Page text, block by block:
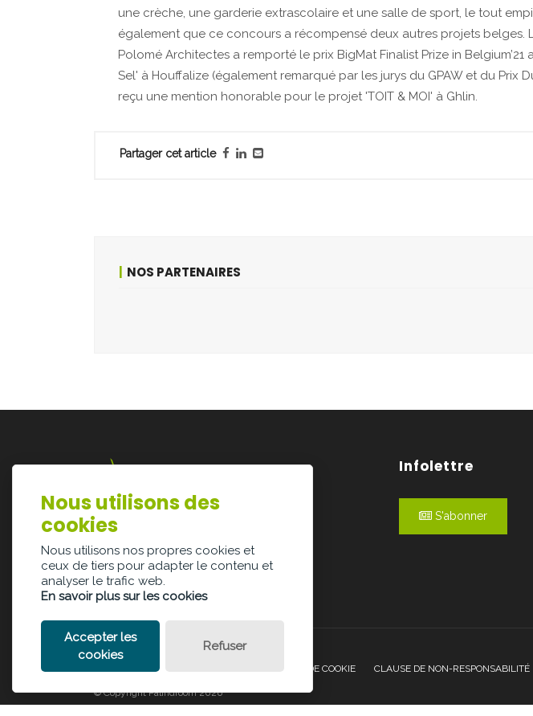
une crèche, une garderie extrascolaire et une salle de sport, le tout
également que ce concours a récompensé deux autres projets belges.
Polomé Architectes a remporté le prix BigMat Finalist Prize in Belgium’21
Sel' à Houffalize (également remarqué par les jurys du GPAW et du Prix
reçu une mention honorable pour le projet 'TOIT & MOI' à Ghlin.
Partager cet article
NOS PARTENAIRES
Lazarijstraat 168
3500 Hasselt
Infolettre
S'abonner
POLITIQUE DE CONFIDENTIALITÉ POLITIQUE DE COOKIE CLAUSE DE NON-RESPONSABILITÉ
© Copyright Palindroom 2026
Nous utilisons des
cookies
Nous utilisons nos propres cookies et
ceux de tiers pour adapter le contenu et
analyser le trafic web.
En savoir plus sur les cookies
Accepter les
cookies
Refuser